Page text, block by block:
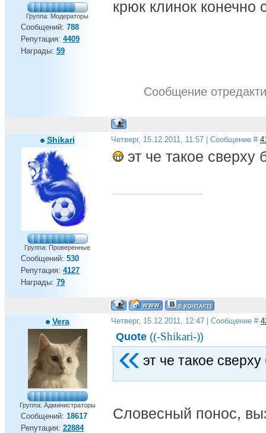
Группа: Модераторы
Сообщений: 788
Репутация: 4409
Награды: 59
крюк клинок конечно
Сообщение
Shikari
Группа: Проверенные
Сообщений: 530
Репутация: 4127
Награды: 79
Четверг, 15.12.2011, 11:57 | Сообщение #
эт че такое сверху
Vera
Группа: Администраторы
Сообщений: 18617
Репутация: 22884
Четверг, 15.12.2011, 12:47 | Сообщение #
Quote ((-Shikari-))
эт че такое
Словесный понос,